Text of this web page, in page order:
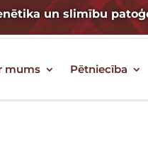
un slimību
mums Pētniecība